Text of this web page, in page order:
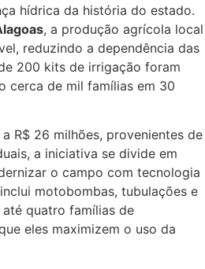
hídrica da história do estado.
, a produção agrícola local
reduzindo a dependência das
200 kits de irrigação foram
cerca de mil famílias em 30
R$ 26 milhões, provenientes de
a iniciativa se divide em
o campo com tecnologia
motobombas, tubulações e
quatro famílias de
eles maximizem o uso da